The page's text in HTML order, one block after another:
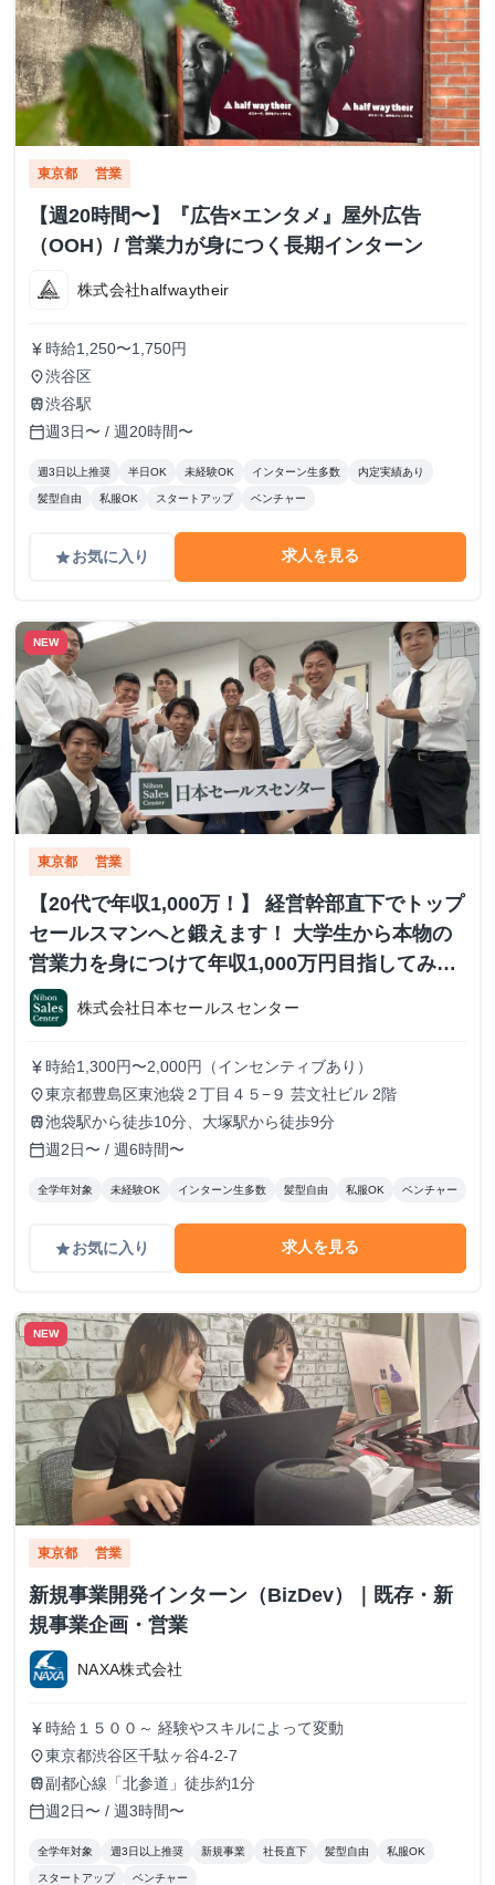
東京都 営業
【週20時間〜】『広告×エンタメ』屋外広告
（OOH）/ 営業力が身につく長期インターン
株式会社halfwaytheir
currency_yen 時給1,250〜1,750円
place渋谷区
train渋谷駅
calendar_today週3日〜 / 週20時間〜
週3日以上推奨 半日OK 未経験OK インターン生多数 内定実績あり
髪型自由 私服OK スタートアップ ベンチャー
gradeお気に入り 求人を見る
NEW
東京都 営業
【20代で年収1,000万！】 経営幹部直下でトップ
セールスマンへと鍛えます！ 大学生から本物の
営業力を身につけて年収1,000万円目指してみま
せんか？ ※当社直結内定あり #学歴不問 #未経験
可 #1.2年生可 - 株式会社日本セールスセンター
の長期・有給インターンシップ
株式会社日本セールスセンター
currency_yen 時給1,300円〜2,000円（インセンティブあり）
place東京都豊島区東池袋２丁目４５−９ 芸文社ビル 2階
train池袋駅から徒歩10分、大塚駅から徒歩9分
calendar_today週2日〜 / 週6時間〜
全学年対象 未経験OK インターン生多数 髪型自由 私服OK ベンチャー
gradeお気に入り 求人を見る
NEW
東京都 営業
新規事業開発インターン（BizDev）｜既存・新
規事業企画・営業
NAXA株式会社
currency_yen 時給１５００～ 経験やスキルによって変動
place東京都渋谷区千駄ヶ谷4-2-7
train副都心線「北参道」徒歩約1分
calendar_today週2日〜 / 週3時間〜
全学年対象 週3日以上推奨 新規事業 社長直下 髪型自由 私服OK
スタートアップ ベンチャー